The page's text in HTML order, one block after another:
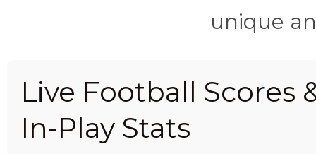
unique
Live Football Scores
In-Play Stats